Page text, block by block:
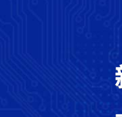
高纯金属溅射靶材